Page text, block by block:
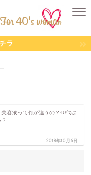
ラ
容液って何が違うの？40代は
2018年10月6日